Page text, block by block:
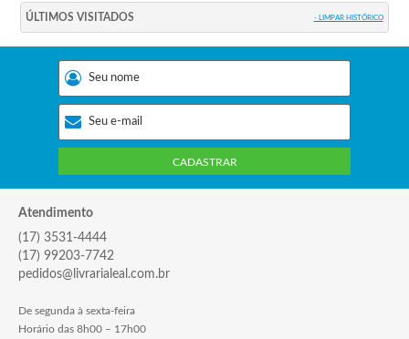
ÚLTIMOS VISITADOS - LIMPAR HISTÓRICO
CADASTRAR
Atendimento
(17) 3531-4444
(17) 99203-7742
pedidos@livrarialeal.com.br
De segunda à sexta-feira
Horário das 8h00 – 17h00